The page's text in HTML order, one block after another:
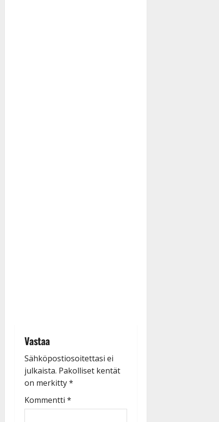
Vastaa
Sähköpostiosoitettasi ei
julkaista. Pakolliset kentät
on merkitty*
Kommentti *